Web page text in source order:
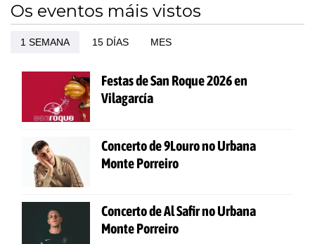
Os eventos máis vistos
1 SEMANA 15 DÍAS MES
Festas de San Roque 2026 en
Vilagarcía
Concerto de 9Louro no Urbana
Monte Porreiro
Concerto de Al Safir no Urbana
Monte Porreiro